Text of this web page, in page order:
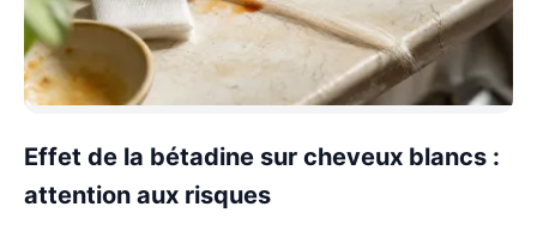
Effet de la bétadine sur cheveux blancs :
attention aux risques